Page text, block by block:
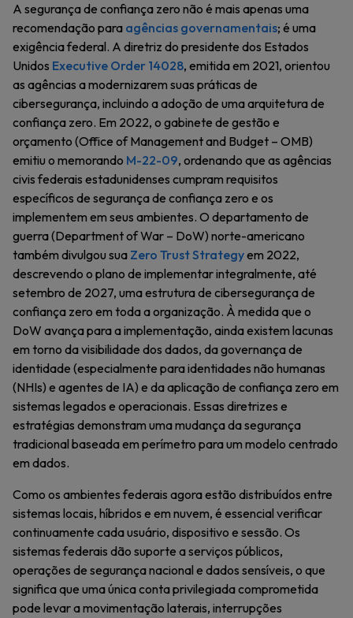
A segurança de confiança zero não é mais apenas uma
recomendação para agências governamentais; é uma
exigência federal. A diretriz do presidente dos Estados
Unidos Executive Order 14028, emitida em 2021, orientou
as agências a modernizarem suas práticas de
cibersegurança, incluindo a adoção de uma arquitetura de
confiança zero. Em 2022, o gabinete de gestão e
orçamento (Office of Management and Budget – OMB)
emitiu o memorando M-22-09, ordenando que as agências
civis federais estadunidenses cumpram requisitos
específicos de segurança de confiança zero e os
implementem em seus ambientes. O departamento de
guerra (Department of War – DoW) norte-americano
também divulgou sua Zero Trust Strategyem 2022,
descrevendo o plano de implementar integralmente, até
setembro de 2027, uma estrutura de cibersegurança de
confiança zero em toda a organização. À medida que o
DoW avança para a implementação, ainda existem lacunas
em torno da visibilidade dos dados, da governança de
identidade (especialmente para identidades não humanas
(NHIs) e agentes de IA) e da aplicação de confiança zero em
sistemas legados e operacionais. Essas diretrizes e
estratégias demonstram uma mudança da segurança
tradicional baseada em perímetro para um modelo centrado
em dados.
Como os ambientes federais agora estão distribuídos entre
sistemas locais, híbridos e em nuvem, é essencial verificar
continuamente cada usuário, dispositivo e sessão. Os
sistemas federais dão suporte a serviços públicos,
operações de segurança nacional e dados sensíveis, o que
significa que uma única conta privilegiada comprometida
pode levar a movimentação laterais, interrupções